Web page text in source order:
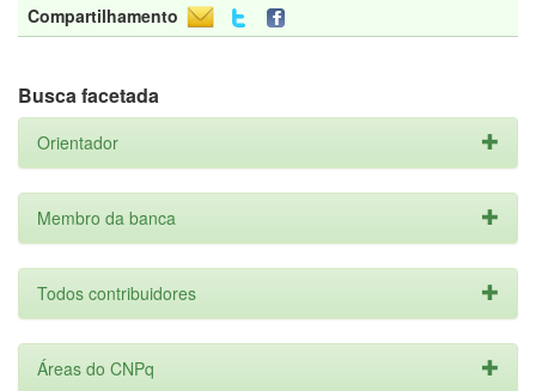
Compartilhamento
Busca facetada
Orientador
Membro da banca
Todos contribuidores
Áreas do CNPq